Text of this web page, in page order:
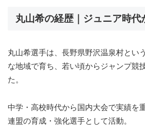
丸山希の経歴｜ジュニア時代
丸山希選手は、長野県野沢温泉村とい
な地域で育ち、若い頃からジャンプ競
た。
中学・高校時代から国内大会で実績を
連盟の育成・強化選手として活動。